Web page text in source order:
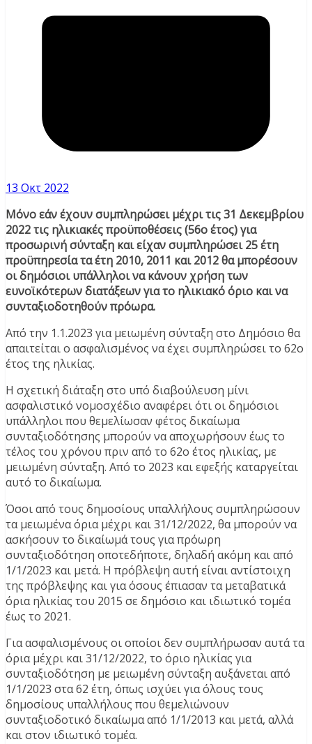
13 Οκτ 2022
Μόνο εάν έχουν συμπληρώσει μέχρι τις 31 Δεκεμβρίου
2022 τις ηλικιακές προϋποθέσεις (56ο έτος) για
προσωρινή σύνταξη και είχαν συμπληρώσει 25 έτη
προϋπηρεσία τα έτη 2010, 2011 και 2012 θα μπορέσουν
οι δημόσιοι υπάλληλοι να κάνουν χρήση των
ευνοϊκότερων διατάξεων για το ηλικιακό όριο και να
συνταξιοδοτηθούν πρόωρα.
Από την 1.1.2023 για μειωμένη σύνταξη στο Δημόσιο θα
απαιτείται ο ασφαλισμένος να έχει συμπληρώσει το 62ο
έτος της ηλικίας.
Η σχετική διάταξη στο υπό διαβούλευση μίνι
ασφαλιστικό νομοσχέδιο αναφέρει ότι οι δημόσιοι
υπάλληλοι που θεμελίωσαν φέτος δικαίωμα
συνταξιοδότησης μπορούν να αποχωρήσουν έως το
τέλος του χρόνου πριν από το 62ο έτος ηλικίας, με
μειωμένη σύνταξη. Από το 2023 και εφεξής καταργείται
αυτό το δικαίωμα.
Όσοι από τους δημοσίους υπαλλήλους συμπληρώσουν
τα μειωμένα όρια μέχρι και 31/12/2022, θα μπορούν να
ασκήσουν το δικαίωμά τους για πρόωρη
συνταξιοδότηση οποτεδήποτε, δηλαδή ακόμη και από
1/1/2023 και μετά. Η πρόβλεψη αυτή είναι αντίστοιχη
της πρόβλεψης και για όσους έπιασαν τα μεταβατικά
όρια ηλικίας του 2015 σε δημόσιο και ιδιωτικό τομέα
έως το 2021.
Για ασφαλισμένους οι οποίοι δεν συμπλήρωσαν αυτά τα
όρια μέχρι και 31/12/2022, το όριο ηλικίας για
συνταξιοδότηση με μειωμένη σύνταξη αυξάνεται από
1/1/2023 στα 62 έτη, όπως ισχύει για όλους τους
δημοσίους υπαλλήλους που θεμελιώνουν
συνταξιοδοτικό δικαίωμα από 1/1/2013 και μετά, αλλά
και στον ιδιωτικό τομέα.